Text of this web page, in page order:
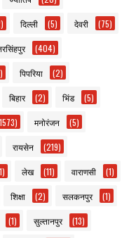
दिल्ली (5) देवरी (75)
(404)
पिपरिया (2)
बिहार (2) भिंड (5)
मनोरंजन (5)
रायसेन (219)
लेख (11) वाराणसी (1)
शिक्षा (2) सलकनपुर (1)
(1) सुल्तानपुर (13)